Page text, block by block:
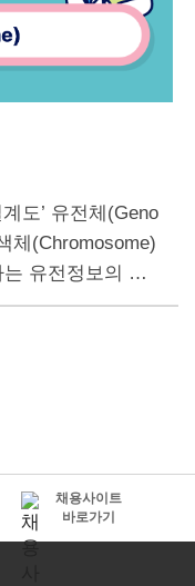
도’ 유전체(Geno
체(Chromosome)
유전정보의 총
총 46개의 염색
채용사이트
바로가기